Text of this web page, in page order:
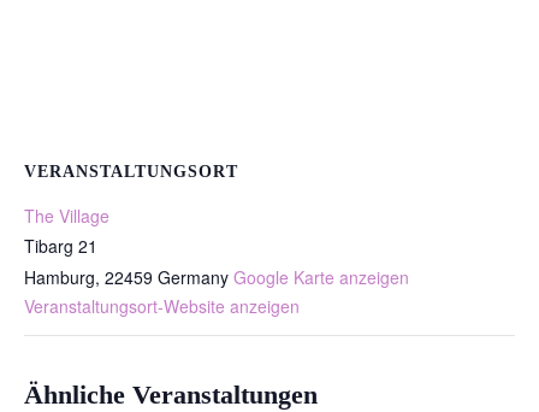
VERANSTALTUNGSORT
The Village
Tibarg 21
Hamburg, 22459 Germany Google Karte anzeigen
Veranstaltungsort-Website anzeigen
Ähnliche Veranstaltungen